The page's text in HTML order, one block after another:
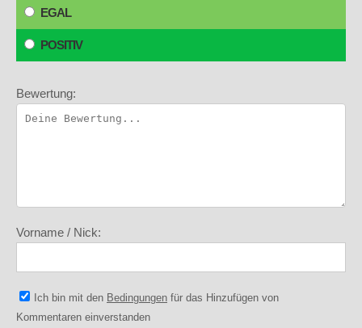
EGAL
POSITIV
Bewertung:
Vorname / Nick:
Ich bin mit den Bedingungen für das Hinzufügen von
Kommentaren einverstanden